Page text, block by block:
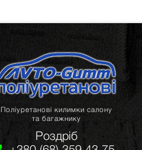
Поліуретанові килимки салону
та багажнику
Роздріб